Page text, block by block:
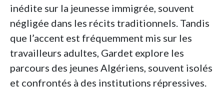
inédite sur la jeunesse immigrée, souvent
négligée dans les récits traditionnels. Tandis
que l’accent est fréquemment mis sur les
travailleurs adultes, Gardet explore les
parcours des jeunes Algériens, souvent isolés
et confrontés à des institutions répressives.